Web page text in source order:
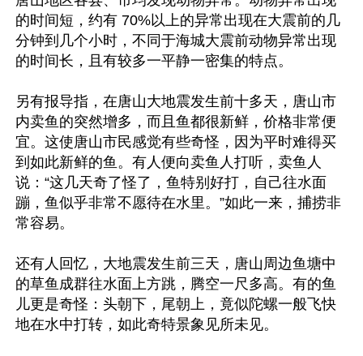
的时间短，约有 70%以上的异常出现在大震前的几
分钟到几个小时，不同于海城大震前动物异常出现
的时间长，且有较多一平静一密集的特点。
另有报导指，在唐山大地震发生前十多天，唐山市
内卖鱼的突然增多，而且鱼都很新鲜，价格非常便
宜。这使唐山市民感觉有些奇怪，因为平时难得买
到如此新鲜的鱼。有人便向卖鱼人打听，卖鱼人
说：“这几天奇了怪了，鱼特别好打，自己往水面
蹦，鱼似乎非常不愿待在水里。”如此一来，捕捞非
常容易。
还有人回忆，大地震发生前三天，唐山周边鱼塘中
的草鱼成群往水面上方跳，腾空一尺多高。有的鱼
儿更是奇怪：头朝下，尾朝上，竟似陀螺一般飞快
地在水中打转，如此奇特景象见所未见。